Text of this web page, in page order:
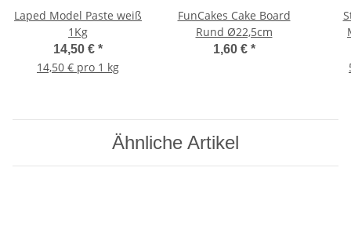
Laped Model Paste weiß
1Kg
14,50 € *
14,50 € pro 1 kg
FunCakes Cake Board
Rund Ø22,5cm
1,60 € *
Ähnliche Artikel